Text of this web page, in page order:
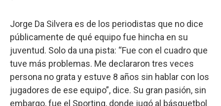
Jorge Da Silvera es de los periodistas que no dice
públicamente de qué equipo fue hincha en su
juventud. Solo da una pista: “Fue con el cuadro que
tuve más problemas. Me declararon tres veces
persona no grata y estuve 8 años sin hablar con los
jugadores de ese equipo”, dice. Su gran pasión, sin
embargo, fue el Sporting, donde jugó al básquetbol